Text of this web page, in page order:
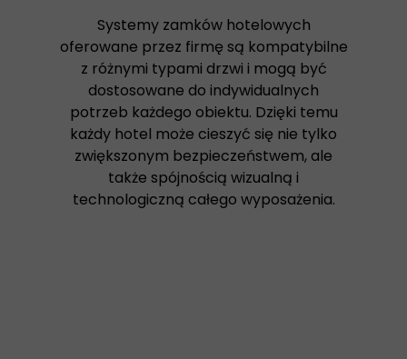
Systemy zamków hotelowych
oferowane przez firmę są kompatybilne
z różnymi typami drzwi i mogą być
dostosowane do indywidualnych
potrzeb każdego obiektu. Dzięki temu
każdy hotel może cieszyć się nie tylko
zwiększonym bezpieczeństwem, ale
także spójnością wizualną i
technologiczną całego wyposażenia.